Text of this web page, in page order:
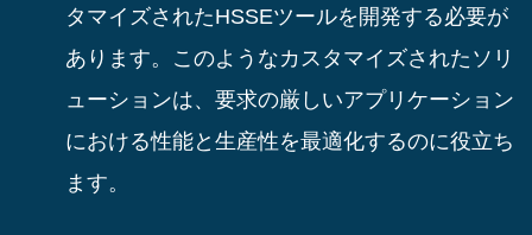
タマイズされたHSSEツールを開発する必要が
あります。このようなカスタマイズされたソリ
ューションは、要求の厳しいアプリケーション
における性能と生産性を最適化するのに役立ち
ます。